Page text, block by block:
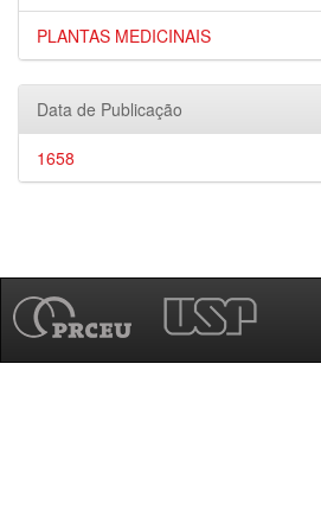
PLANTAS MEDICINAIS
Data de Publicação
1658